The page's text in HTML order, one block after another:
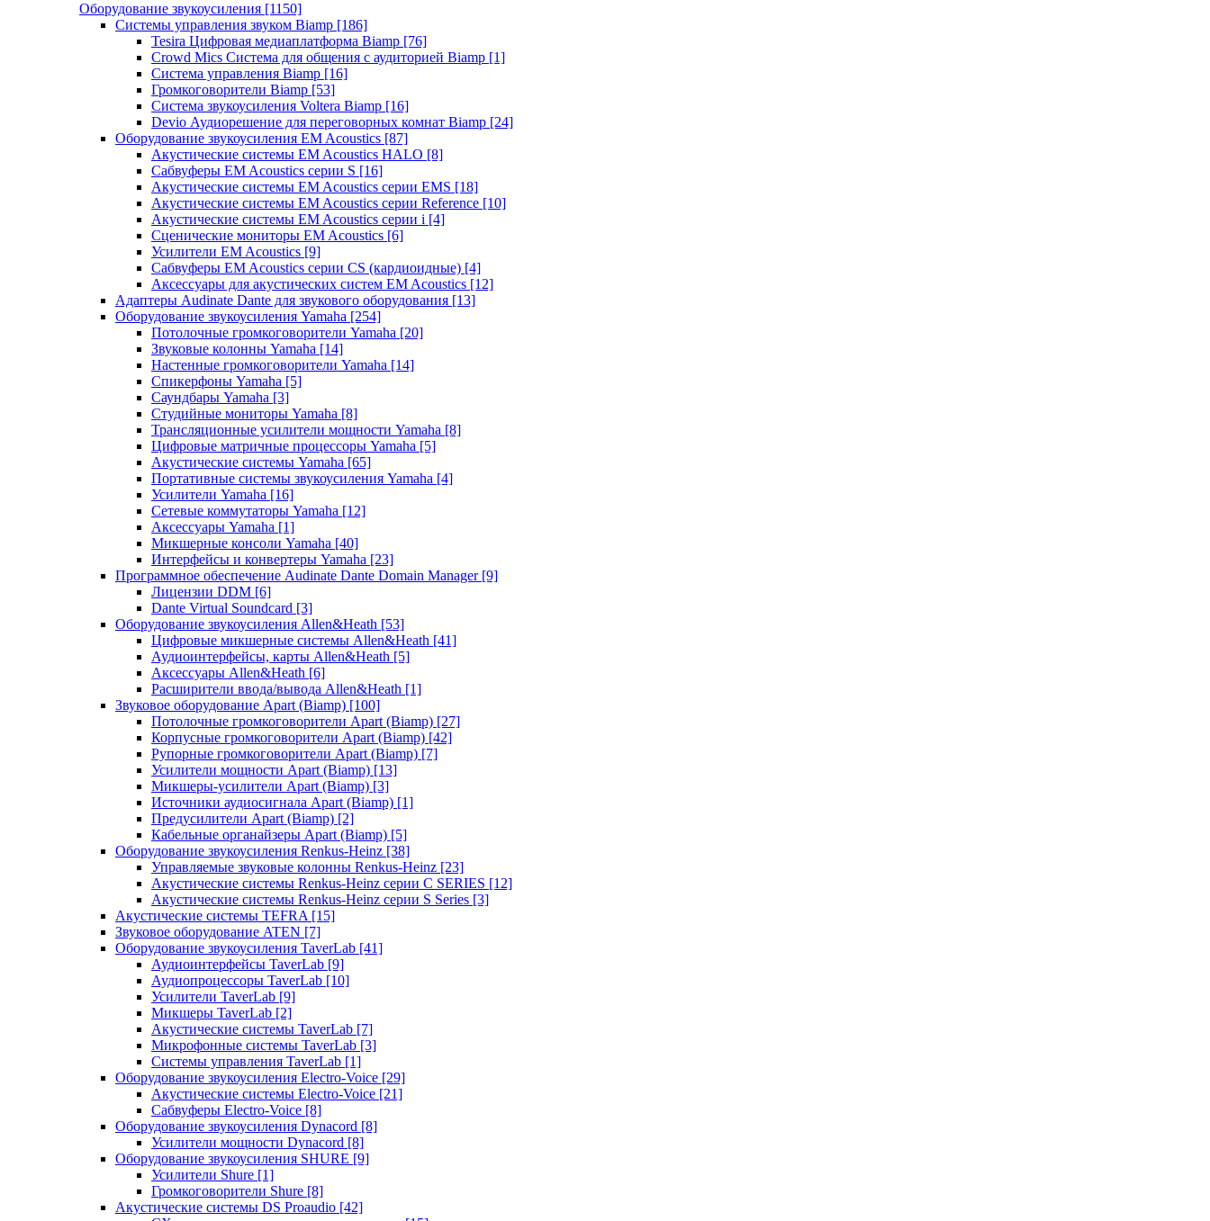
Оборудование звукоусиления [1150]
Системы управления звуком Biamp [186]
Tesira Цифровая медиаплатформа Biamp [76]
Crowd Mics Система для общения с аудиторией Biamp [1]
Система управления Biamp [16]
Громкоговорители Biamp [53]
Система звукоусиления Voltera Biamp [16]
Devio Аудиорешение для переговорных комнат Biamp [24]
Оборудование звукоусиления EM Acoustics [87]
Акустические системы EM Acoustics HALO [8]
Сабвуферы EM Acoustics серии S [16]
Акустические системы EM Acoustics серии EMS [18]
Акустические системы EM Acoustics серии Reference [10]
Акустические системы EM Acoustics серии i [4]
Сценические мониторы EM Acoustics [6]
Усилители EM Acoustics [9]
Сабвуферы EM Acoustics серии CS (кардиоидные) [4]
Аксессуары для акустических систем EM Acoustics [12]
Адаптеры Audinate Dante для звукового оборудования [13]
Оборудование звукоусиления Yamaha [254]
Потолочные громкоговорители Yamaha [20]
Звуковые колонны Yamaha [14]
Настенные громкоговорители Yamaha [14]
Спикерфоны Yamaha [5]
Саундбары Yamaha [3]
Студийные мониторы Yamaha [8]
Трансляционные усилители мощности Yamaha [8]
Цифровые матричные процессоры Yamaha [5]
Акустические системы Yamaha [65]
Портативные системы звукоусиления Yamaha [4]
Усилители Yamaha [16]
Сетевые коммутаторы Yamaha [12]
Аксессуары Yamaha [1]
Микшерные консоли Yamaha [40]
Интерфейсы и конвертеры Yamaha [23]
Программное обеспечение Audinate Dante Domain Manager [9]
Лицензии DDM [6]
Dante Virtual Soundcard [3]
Оборудование звукоусиления Allen&Heath [53]
Цифровые микшерные системы Allen&Heath [41]
Аудиоинтерфейсы, карты Allen&Heath [5]
Аксессуары Allen&Heath [6]
Расширители ввода/вывода Allen&Heath [1]
Звуковое оборудование Apart (Biamp) [100]
Потолочные громкоговорители Apart (Biamp) [27]
Корпусные громкоговорители Apart (Biamp) [42]
Рупорные громкоговорители Apart (Biamp) [7]
Усилители мощности Apart (Biamp) [13]
Микшеры-усилители Apart (Biamp) [3]
Источники аудиосигнала Apart (Biamp) [1]
Предусилители Apart (Biamp) [2]
Кабельные органайзеры Apart (Biamp) [5]
Оборудование звукоусиления Renkus-Heinz [38]
Управляемые звуковые колонны Renkus-Heinz [23]
Акустические системы Renkus-Heinz серии C SERIES [12]
Акустические системы Renkus-Heinz серии S Series [3]
Акустические системы TEFRA [15]
Звуковое оборудование ATEN [7]
Оборудование звукоусиления TaverLab [41]
Аудиоинтерфейсы TaverLab [9]
Аудиопроцессоры TaverLab [10]
Усилители TaverLab [9]
Микшеры TaverLab [2]
Акустические системы TaverLab [7]
Микрофонные системы TaverLab [3]
Системы управления TaverLab [1]
Оборудование звукоусиления Electro-Voice [29]
Акустические системы Electro-Voice [21]
Сабвуферы Electro-Voice [8]
Оборудование звукоусиления Dynacord [8]
Усилители мощности Dynacord [8]
Оборудование звукоусиления SHURE [9]
Усилители Shure [1]
Громкоговорители Shure [8]
Акустические системы DS Proaudio [42]